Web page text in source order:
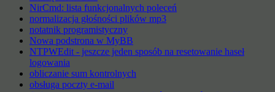
NirCmd: lista funkcjonalnych poleceń
normalizacja głośności plików mp3
notatnik programistyczny
Nowa podstrona w MyBB
NTPWEdit - jeszcze jeden sposób na resetowanie haseł
logowania
obliczanie sum kontrolnych
obsługa poczty e-mail